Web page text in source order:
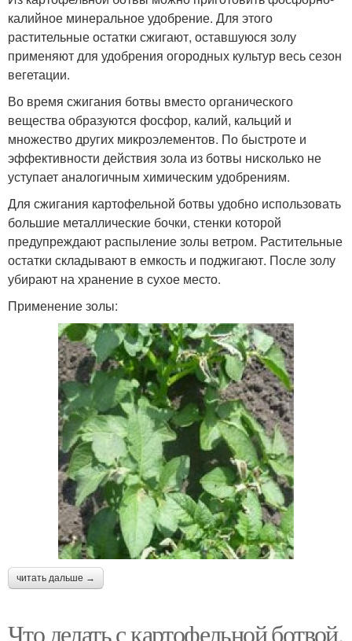
калийное минеральное удобрение. Для этого
растительные остатки сжигают, оставшуюся золу
применяют для удобрения огородных культур весь сезон
вегетации.
Во время сжигания ботвы вместо органического
вещества образуются фосфор, калий, кальций и
множество других микроэлементов. По быстроте и
эффективности действия зола из ботвы нисколько не
уступает аналогичным химическим удобрениям.
Для сжигания картофельной ботвы удобно использовать
большие металлические бочки, стенки которой
предупреждают распыление золы ветром. Растительные
остатки складывают в емкость и поджигают. После золу
убирают на хранение в сухое место.
Применение золы:
читать дальше →
Что делать с картофельной ботвой.